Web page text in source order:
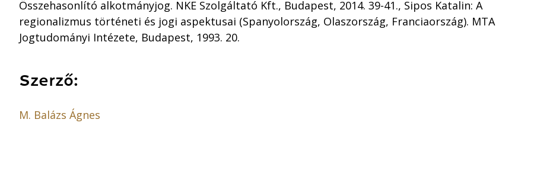
Összehasonlító alkotmányjog. NKE Szolgáltató Kft., Budapest, 2014. 39-41., Sipos Katalin: A
regionalizmus történeti és jogi aspektusai (Spanyolország, Olaszország, Franciaország). MTA
Jogtudományi Intézete, Budapest, 1993. 20.
Szerző:
M. Balázs Ágnes